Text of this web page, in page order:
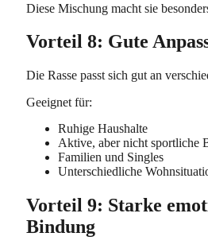
Diese Mischung macht sie
Vorteil 8: Gute
Die Rasse passt sich gut an
Geeignet für:
Ruhige Haushalte
Aktive, aber nicht sportliche
Familien und Singles
Unterschiedliche
Vorteil 9: Starke
Bindung